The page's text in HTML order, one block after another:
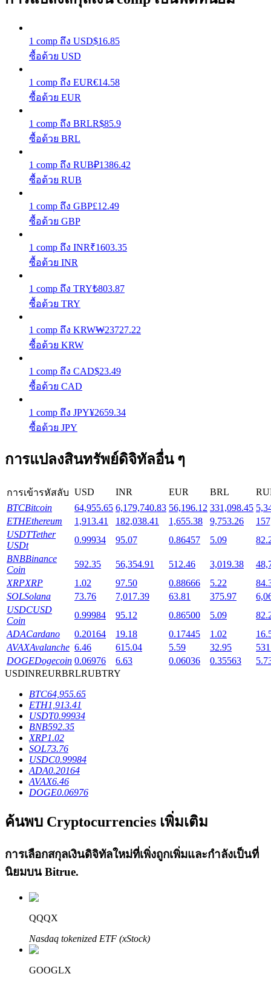
ผลตอบแทนสูงและเข้าถึงได้ทันที
Launchpool
การเซ้งแบบยืดหยุ่นเพื่อรับโทเคนยอดนิยม
การล็อค BTR
เงินกู้
บริการยืมเงินที่ได้รับการสนับสนุนจาก Crypto
ลงทุนอัตโนมัติ
คว้าผลกำไรระยะยาวและผลประโยชน์ที่ยืดหยุ่น
เรียนรู้ Staking
เรียนรู้เกี่ยวกับการสร้างรายได้แบบพาสซีฟ
1 comp ถึง USD$16.85
ซื้อด้วย USD
1 comp ถึง EUR€14.58
ซื้อด้วย EUR
1 comp ถึง BRLR$85.9
ซื้อด้วย BRL
1 comp ถึง RUB₽1386.42
ซื้อด้วย RUB
1 comp ถึง GBP£12.49
ซื้อด้วย GBP
1 comp ถึง INR₹1603.35
ซื้อด้วย INR
1 comp ถึง TRY₺803.87
ซื้อด้วย TRY
1 comp ถึง KRW₩23727.22
ซื้อด้วย KRW
1 comp ถึง CAD$23.49
ซื้อด้วย CAD
1 comp ถึง JPY¥2659.34
ซื้อด้วย JPY
การแปลงสินทรัพย์ดิจิทัลอื่น ๆ
การเข้ารหัสลับ USD INR EUR BRL
BTCBitcoin 64,955.65 6,179,740.83 56,196.12 331,098.45
ETHEthereum 1,913.41 182,038.41 1,655.38 9,753.26
USDTTether
USDt
0.99934 95.07 0.86457 5.09
BNBBinance
Coin
592.35 56,354.91 512.46 3,019.38
XRPXRP 1.02 97.50 0.88666 5.22
SOLSolana 73.76 7,017.39 63.81 375.97
USDCUSD
Coin
0.99984 95.12 0.86500 5.09
ADACardano 0.20164 19.18 0.17445 1.02
AVAXAvalanche 6.46 615.04 5.59 32.95
DOGEDogecoin 0.06976 6.63 0.06036 0.35563
USDINREURBRLRUBTRY
BTC64,955.65
ETH1,913.41
USDT0.99934
BNB592.35
XRP1.02
SOL73.76
USDC0.99984
ADA0.20164
AVAX6.46
DOGE0.06976
ค้นพบ Cryptocurrencies เพิ่มเติม
การเลือกสกุลเงินดิจิทัลใหม่ที่เพิ่งถูกเพิ่มและกำลังเป็นที่
นิยมบน Bitrue.
QQQX
Nasdaq tokenized ETF (xStock)
GOOGLX